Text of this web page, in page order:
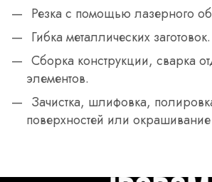
Резка с помощью лазерного
Гибка металлических заготовок.
Сборка конструкции, сварка
элементов.
Зачистка, шлифовка,
поверхностей или